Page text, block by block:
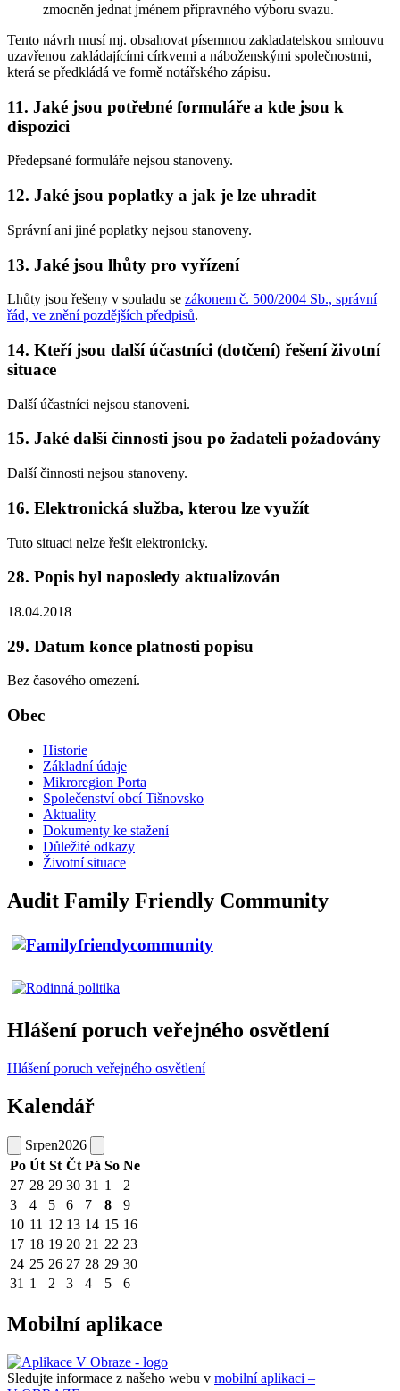
zmocněn jednat jménem přípravného výboru svazu.
Tento návrh musí mj. obsahovat písemnou zakladatelskou smlouvu
uzavřenou zakládajícími církvemi a náboženskými společnostmi,
která se předkládá ve formě notářského zápisu.
11. Jaké jsou potřebné formuláře a kde jsou k
dispozici
Předepsané formuláře nejsou stanoveny.
12. Jaké jsou poplatky a jak je lze uhradit
Správní ani jiné poplatky nejsou stanoveny.
13. Jaké jsou lhůty pro vyřízení
Lhůty jsou řešeny v souladu se zákonem č. 500/2004 Sb., správní
řád, ve znění pozdějších předpisů.
14. Kteří jsou další účastníci (dotčení) řešení životní
situace
Další účastníci nejsou stanoveni.
15. Jaké další činnosti jsou po žadateli požadovány
Další činnosti nejsou stanoveny.
16. Elektronická služba, kterou lze využít
Tuto situaci nelze řešit elektronicky.
28. Popis byl naposledy aktualizován
18.04.2018
29. Datum konce platnosti popisu
Bez časového omezení.
Obec
Historie
Základní údaje
Mikroregion Porta
Společenství obcí Tišnovsko
Aktuality
Dokumenty ke stažení
Důležité odkazy
Životní situace
Audit Family Friendly Community
Hlášení poruch veřejného osvětlení
Hlášení poruch veřejného osvětlení
Kalendář
Srpen2026
Po Út St Čt Pá So Ne
27 28 29 30 31 1
2
3
4 5 6 7 8
9
10 11 12 13 14 15 16
17 18 19 20 21 22 23
24 25 26 27 28 29 30
31 1 2 3 4 5 6
Mobilní aplikace
Sledujte informace z našeho webu v mobilní aplikaci –